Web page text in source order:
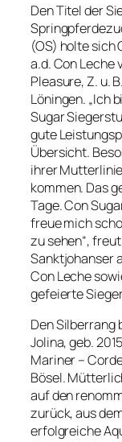
Den Titel der
(OS) holte sich
a.d. Con Leche
Pleasure, Z. u.
Löningen. „Ich
Sugar
gute
Übersicht.
ihrer
kommen. Das
Tage. Con
freue mich
zu sehen“,
Sanktjohanser
Con Leche
gefeierte
Den Silberrang
Jolina, geb.
Mariner –
Bösel.
auf den
zurück, aus
erfolgreiche